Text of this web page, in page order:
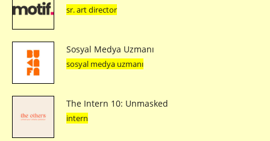
sr. art director
Sosyal Medya Uzmanı
sosyal medya uzmanı
The Intern 10: Unmasked
intern